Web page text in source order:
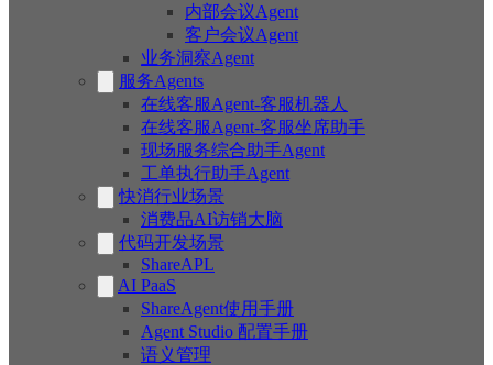
内部会议Agent
客户会议Agent
业务洞察Agent
服务Agents
在线客服Agent-客服机器人
在线客服Agent-客服坐席助手
现场服务综合助手Agent
工单执行助手Agent
快消行业场景
消费品AI访销大脑
代码开发场景
ShareAPL
AI PaaS
ShareAgent使用手册
Agent Studio 配置手册
语义管理